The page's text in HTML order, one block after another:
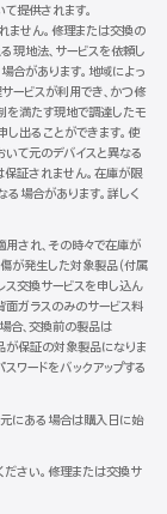
提供されます。
せん。修理または交換の
現地法、サービスを依頼し
合があります。地域によっ
ービスが利用でき、かつ修
を満たす現地で調達したモ
出ることができます。使
て元のデバイスと異なる
証されません。在庫が限
る場合があります。詳しく
用され、その時々で在庫が
が発生した対象製品（付属
ス交換サービスを申し込ん
面ガラスのみのサービス料
合、交換前の製品は
が保証の対象製品になりま
ワードをバックアップする
元にある場合は購入日に始
ださい。修理または交換サ